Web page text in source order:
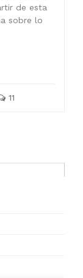
de esta
sobre lo
11